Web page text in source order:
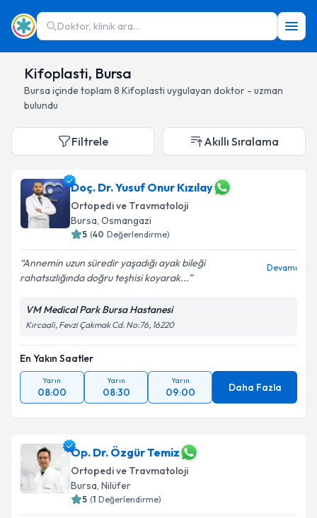
Doktor, klinik ara...
Kifoplasti, Bursa
Bursa içinde toplam 8 Kifoplasti uygulayan doktor - uzman
bulundu
Filtrele Akıllı Sıralama
Doç. Dr. Yusuf Onur Kızılay
Ortopedi ve Travmatoloji
Bursa, Osmangazi
5 (40 Değerlendirme)
Annemin uzun süredir yaşadığı ayak bileği
rahatsızlığında doğru teşhisi koyarak...
Devamı
VM Medical Park Bursa Hastanesi
Kırcaali, Fevzi Çakmak Cd. No:76, 16220
En Yakın Saatler
Yarın
08:00
Yarın
08:30
Yarın
09:00 Daha Fazla
Op. Dr. Özgür Temiz
Ortopedi ve Travmatoloji
Bursa, Nilüfer
5 (1 Değerlendirme)